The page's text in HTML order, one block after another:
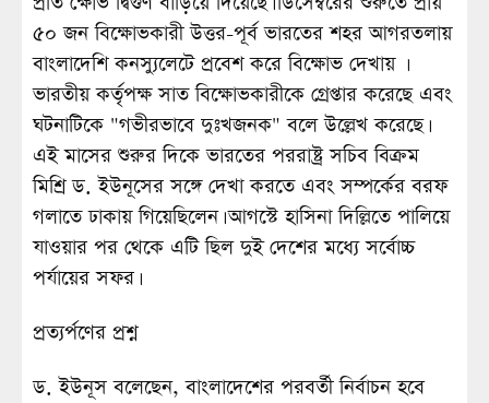
৫০ জন বিক্ষোভকারী উত্তর-পূর্ব ভারতের শহর আগরতলায়
বাংলাদেশি কনস্যুলেটে প্রবেশ করে বিক্ষোভ দেখায় ।
ভারতীয় কর্তৃপক্ষ সাত বিক্ষোভকারীকে গ্রেপ্তার করেছে এবং
ঘটনাটিকে "গভীরভাবে দুঃখজনক" বলে উল্লেখ করেছে।
এই মাসের শুরুর দিকে ভারতের পররাষ্ট্র সচিব বিক্রম
মিশ্রি ড. ইউনূসের সঙ্গে দেখা করতে এবং সম্পর্কের বরফ
গলাতে ঢাকায় গিয়েছিলেন। আগস্টে হাসিনা দিল্লিতে পালিয়ে
যাওয়ার পর থেকে এটি ছিল দুই দেশের মধ্যে সর্বোচ্চ
পর্যায়ের সফর।
প্রত্যর্পণের প্রশ্ন
ড. ইউনূস বলেছেন, বাংলাদেশের পরবর্তী নির্বাচন হবে